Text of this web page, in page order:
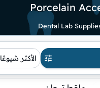
Porcelain
Dental Lab
الأكثر شيوعًا